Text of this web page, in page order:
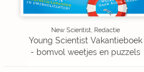
New Scientist, Redactie
Young Scientist Vakantieboek
- bomvol weetjes en puzzels